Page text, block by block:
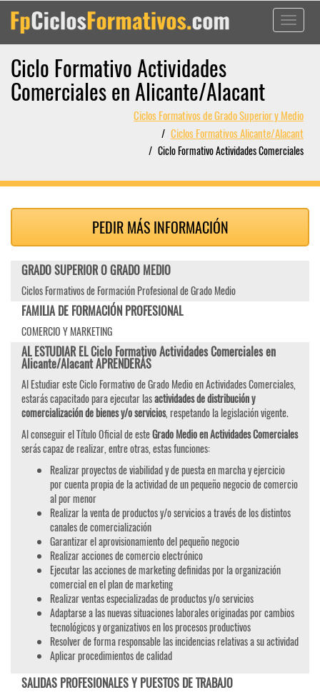
Toggle
Ciclo Formativo Actividades
Comerciales en Alicante/Alacant
Ciclos Formativos de Grado Superior y Medio
Ciclos Formativos Alicante/Alacant
Ciclo Formativo Actividades Comerciales
PEDIR MÁS INFORMACIÓN
GRADO SUPERIOR O GRADO MEDIO
Ciclos Formativos de Formación Profesional de Grado Medio
FAMILIA DE FORMACIÓN PROFESIONAL
COMERCIO Y MARKETING
AL ESTUDIAR EL Ciclo Formativo Actividades Comerciales en
Alicante/Alacant APRENDERÁS
Al Estudiar este Ciclo Formativo de Grado Medio en Actividades Comerciales,
estarás capacitado para ejecutar lasactividades de distribución y
comercialización de bienes y/o servicios, respetando la legislación vigente.
Al conseguir el Título Oficial de esteGrado Medio en Actividades Comerciales
serás capaz de realizar, entre otras, estas funciones:
Realizar proyectos de viabilidad y de puesta en marcha y ejercicio
por cuenta propia de la actividad de un pequeño negocio de comercio
al por menor
Realizar la venta de productos y/o servicios a través de los distintos
canales de comercialización
Garantizar el aprovisionamiento del pequeño negocio
Realizar acciones de comercio electrónico
Ejecutar las acciones de marketing definidas por la organización
comercial en el plan de marketing
Realizar ventas especializadas de productos y/o servicios
Adaptarse a las nuevas situaciones laborales originadas por cambios
tecnológicos y organizativos en los procesos productivos
Resolver de forma responsable las incidencias relativas a su actividad
Aplicar procedimientos de calidad
SALIDAS PROFESIONALES Y PUESTOS DE TRABAJO